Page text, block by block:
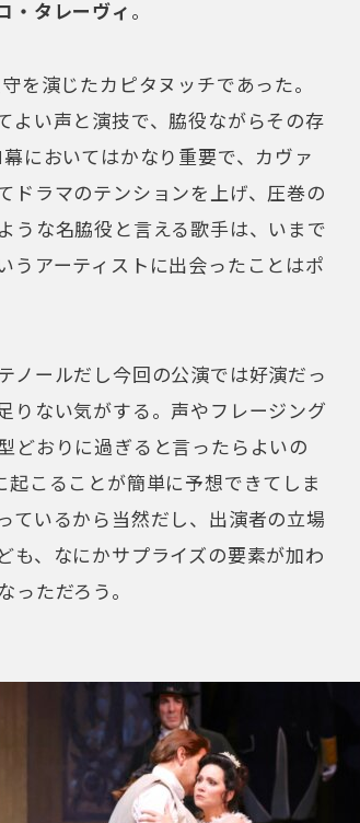
・タレーヴィ 。
を演じたカピタヌッチであった。
よい声と演技で、脇役ながらその存
においてはかなり重要で、カヴァ
ドラマのテンションを上げ、圧巻の
うな名脇役と言える歌手は、いまで
うアーティストに出会ったことはポ
ノールだし今回の公演では好演だっ
りない気がする。声やフレージング
どおりに過ぎると言ったらよいの
起こることが簡単に予想できてしま
ているから当然だし、出演者の立場
も、なにかサプライズの要素が加わ
っただろう。